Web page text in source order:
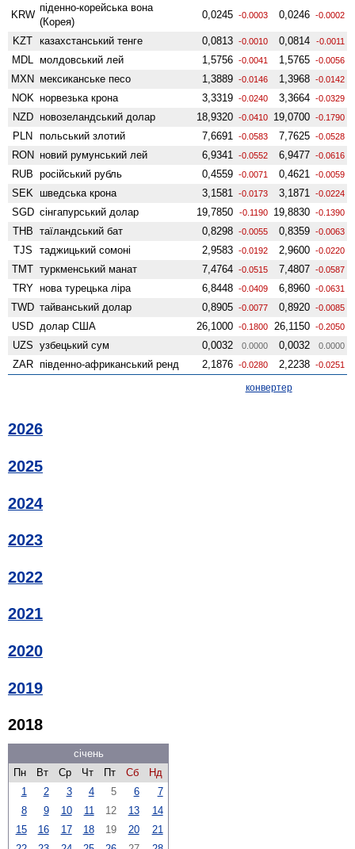
KRW
піденно-корейська вона
(Корея)
0,0245 -0.0003 0,0246 -0.0002
KZT казахстанський тенге 0,0813 -0.0010 0,0814 -0.0011
MDL молдовський лей 1,5756 -0.0041 1,5765 -0.0056
MXN мексиканське песо 1,3889 -0.0146 1,3968 -0.0142
NOK норвезька крона 3,3319 -0.0240 3,3664 -0.0329
NZD ново­зеландський долар 18,9320 -0.0410 19,0700 -0.1790
PLN польський злотий 7,6691 -0.0583 7,7625 -0.0528
RON новий румунський лей 6,9341 -0.0552 6,9477 -0.0616
RUB російський рубль 0,4559 -0.0071 0,4621 -0.0059
SEK шведська крона 3,1581 -0.0173 3,1871 -0.0224
SGD сінгапурський долар 19,7850 -0.1190 19,8830 -0.1390
THB таїландський бат 0,8298 -0.0055 0,8359 -0.0063
TJS таджицький сомоні 2,9583 -0.0192 2,9600 -0.0220
TMT туркменський манат 7,4764 -0.0515 7,4807 -0.0587
TRY нова турецька ліра 6,8448 -0.0409 6,8960 -0.0631
TWD тайванський долар 0,8905 -0.0077 0,8920 -0.0085
USD долар США 26,1000 -0.1800 26,1150 -0.2050
UZS узбецький сум 0,0032 0.0000 0,0032 0.0000
ZAR південно-африканський ренд 2,1876 -0.0280 2,2238 -0.0251
конвертер
2026
2025
2024
2023
2022
2021
2020
2019
2018
січень
Пн
Вт Ср Чт Пт Сб
Нд
1
2 3 4 5 6
7
8
9 10 11 12 13
14
15
16 17 18 19 20
21